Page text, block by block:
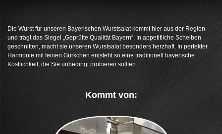
Die Wurst für unseren Bayerischen Wurstsalat kommt hier aus der Region
und trägt das Siegel „Geprüfte Qualität Bayern“. In appetitliche Scheiben
geschnitten, macht sie unseren Wurstsalat besonders herzhaft. In perfekter
Harmonie mit feinen Gürkchen entsteht so eine traditionell bayerische
Köstlichkeit, die Sie unbedingt probieren sollten.
Kommt von: